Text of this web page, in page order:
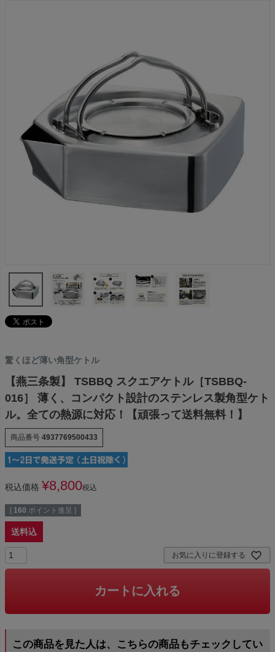
驚くほど薄い角型ケトル
【燕三条製】 TSBBQ スクエアケトル［TSBBQ-
016］ 薄く、コンパクト設計のステンレス製角型ケト
ル。全ての熱源に対応！【頑張って送料無料！】
商品番号 4937769500433
税込価格 ¥8,800税込
[ 160 ポイント進呈 ]
送料込
お気に入りに登録する
カートに入れる
この商品を見た人は、こちらの商品もチェックしてい